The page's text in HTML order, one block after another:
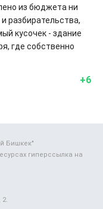
из бюджета ни
разбирательства,
кусочек - здание
где собственно
+6
Бишкек"
гиперссылка на
2.